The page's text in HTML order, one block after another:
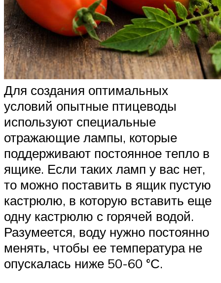
Для создания оптимальных
условий опытные птицеводы
используют специальные
отражающие лампы, которые
поддерживают постоянное тепло в
ящике. Если таких ламп у вас нет,
то можно поставить в ящик пустую
кастрюлю, в которую вставить еще
одну кастрюлю с горячей водой.
Разумеется, воду нужно постоянно
менять, чтобы ее температура не
опускалась ниже 50-60 °С.